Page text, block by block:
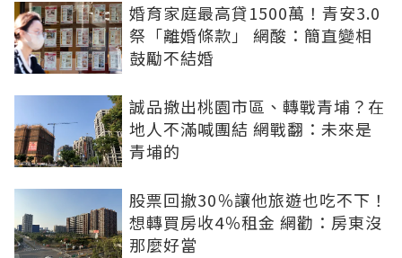
婚育家庭最高貸1500萬！青安3.0
祭「離婚條款」 網酸：簡直變相
鼓勵不結婚
誠品撤出桃園市區、轉戰青埔？在
地人不滿喊團結 網戰翻：未來是
青埔的
股票回撤30％讓他旅遊也吃不下！
想轉買房收4％租金 網勸：房東沒
那麼好當